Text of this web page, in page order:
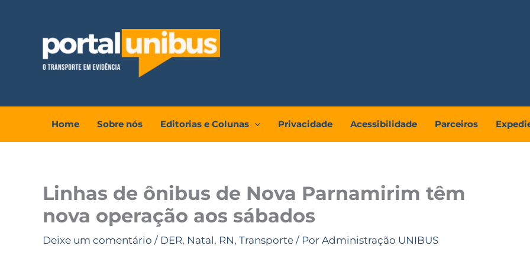
conteúdo
Home Sobre nós Editorias e Colunas Privacidade Acessibilidade Parceiros
Linhas de ônibus de Nova Parnamirim têm
nova operação aos sábados
Deixe um comentário / DER, Natal, RN, Transporte / Por Administração UNIBUS